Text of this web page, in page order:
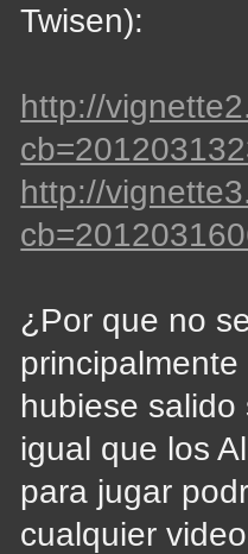
Twisen):
http://
http://
¿Por que no
hubiese
igual que los
para jugar
cualquier